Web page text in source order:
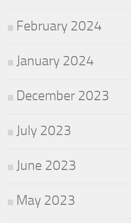
February 2024
January 2024
December 2023
July 2023
June 2023
May 2023